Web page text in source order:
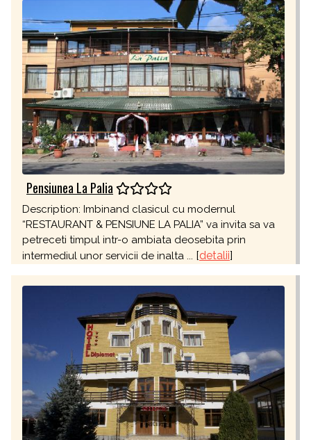
Pensiunea La Palia
Description: Imbinand clasicul cu modernul
“RESTAURANT & PENSIUNE LA PALIA” va invita sa va
petreceti timpul intr-o ambiata deosebita prin
intermediul unor servicii de inalta ... [detalii]